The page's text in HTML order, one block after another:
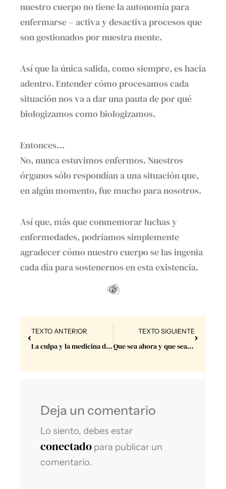
nuestro cuerpo no tiene la autonomía para
enfermarse – activa y desactiva procesos que
son gestionados por nuestra mente.
Así que la única salida, como siempre, es hacia
adentro. Entender cómo procesamos cada
situación nos va a dar una pauta de por qué
biologizamos como biologizamos.
Entonces…
No, nunca estuvimos enfermos. Nuestros
órganos sólo respondían a una situación que,
en algún momento, fue mucho para nosotros.
Así que, más que conmemorar luchas y
enfermedades, podríamos simplemente
agradecer cómo nuestro cuerpo se las ingenia
cada día para sostenernos en esta existencia.
Prev
TEXTO ANTERIOR
La culpa y la medicina del amor.
TEXTO SIGUIENTE
Que sea ahora y que sea rápido.
Next
Deja un comentario
Lo siento, debes estar
conectado para publicar un
comentario.